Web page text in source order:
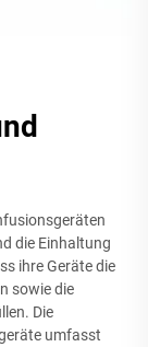
die Einhaltung
ihre Geräte die
sowie die
Die
umfasst